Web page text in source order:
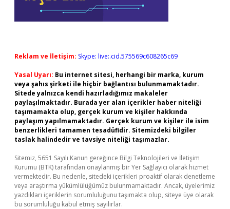
Reklam ve İletişim: Skype: live:.cid.575569c608265c69
Yasal Uyarı: Bu internet sitesi, herhangi bir marka, kurum
veya şahıs şirketi ile hiçbir bağlantısı bulunmamaktadır.
Sitede yalnızca kendi hazırladığımız makaleler
paylaşılmaktadır. Burada yer alan içerikler haber niteliği
taşımamakta olup, gerçek kurum ve kişiler hakkında
paylaşım yapılmamaktadır. Gerçek kurum ve kişiler ile isim
benzerlikleri tamamen tesadüfidir. Sitemizdeki bilgiler
taslak halindedir ve tavsiye niteliği taşımazlar.
Sitemiz, 5651 Sayılı Kanun gereğince Bilgi Teknolojileri ve İletişim
Kurumu (BTK) tarafından onaylanmış bir Yer Sağlayıcı olarak hizmet
vermektedir. Bu nedenle, sitedeki içerikleri proaktif olarak denetleme
veya araştırma yükümlülüğümüz bulunmamaktadır. Ancak, üyelerimiz
yazdıkları içeriklerin sorumluluğunu taşımakta olup, siteye üye olarak
bu sorumluluğu kabul etmiş sayılırlar.